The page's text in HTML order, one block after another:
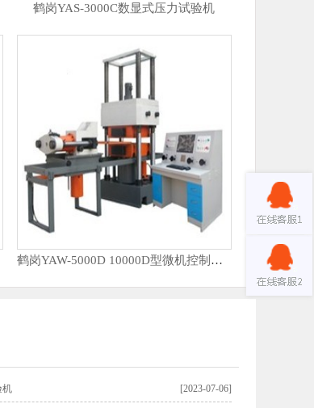
鹤岗YAS-3000C数显式压力试验机
鹤岗YAW-5000D 10000D型微机控制压力试验机
[2023-07-06]
机